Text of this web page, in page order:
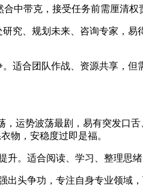
中带克，接受任务前需厘清权
究、规划未来、咨询专家，易
适合团队作战、资源共享，但
运势波荡最剧，易有突发口舌
物，安稳度过即是福。
升。适合阅读、学习、整理思绪
出头争功，专注自身专业领域，